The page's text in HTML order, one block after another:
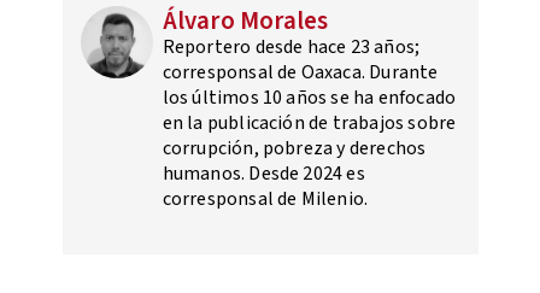
Álvaro Morales
Reportero desde hace 23 años;
corresponsal de Oaxaca. Durante
los últimos 10 años se ha enfocado
en la publicación de trabajos sobre
corrupción, pobreza y derechos
humanos. Desde 2024 es
corresponsal de Milenio.